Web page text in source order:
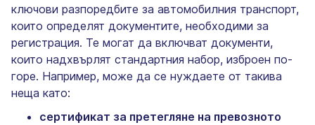
ключови разпоредбите за автомобилния транспорт,
които определят документите, необходими за
регистрация. Те могат да включват документи,
които надхвърлят стандартния набор, изброен по-
горе. Например, може да се нуждаете от такива
неща като:
сертификат за претегляне на превозното